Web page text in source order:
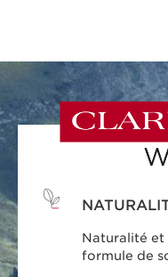
Naturalité et
formule de